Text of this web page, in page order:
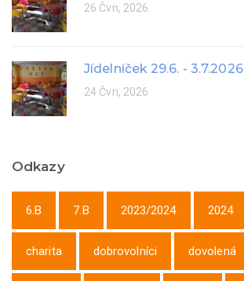
26 Čvn, 2026
Jídelníček 29.6. - 3.7.2026
24 Čvn, 2026
Odkazy
6.B 7.B 2023/2024 2024
charita dobrovolníci dovolená